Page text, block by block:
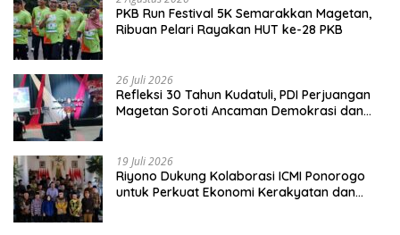
PKB Run Festival 5K Semarakkan Magetan,
Ribuan Pelari Rayakan HUT ke-28 PKB
26 Juli 2026
Refleksi 30 Tahun Kudatuli, PDI Perjuangan
Magetan Soroti Ancaman Demokrasi dan
19 Juli 2026
Riyono Dukung Kolaborasi ICMI Ponorogo
untuk Perkuat Ekonomi Kerakyatan dan